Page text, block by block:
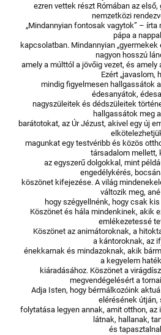
ezren vettek részt Rómában az
nemzetközi
„Mindannyian fontosak vagytok” – írta
pápa a nappal
kapcsolatban. Mindannyian „gyermekek
nagyon hosszú
amely a múlttól a jövőig vezet, és amely
Ezért „javaslom,
mindig figyelmesen hallgassátok
édesanyátok,
nagyszüleitek és dédszüleitek
hallgassátok meg
barátotokat, az Úr Jézust, akivel egy új
magunkat egy testvéribb és közös
társadalom mellett,
az egyszerű dolgokkal, mint
engedélykérés,
köszönet kifejezése. A világ
változik meg,
hogy szégyellnénk, hogy csak
Köszönet és hála mindenkinek, akik
emlékezetessé
Köszönet az animátoroknak, a
a kántoroknak, az
énekkarnak és mindazoknak, akik
a kegyelem
kiáradásához. Köszönet a
megvendégelésért a
Adja Isten, hogy bérmálkozóink
elérésének útján,
folytatása legyen annak, amit otthon,
látnak, hallanak,
és